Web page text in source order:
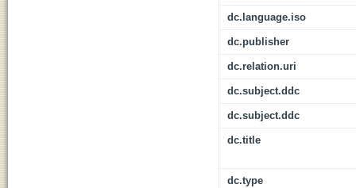
dc.language.iso
dc.publisher
dc.relation.uri
dc.subject.ddc
dc.subject.ddc
dc.title
dc.type